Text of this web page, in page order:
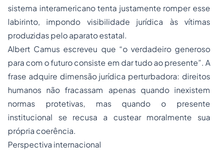
sistema interamericano tenta justamente romper esse
labirinto, impondo visibilidade jurídica às vítimas
produzidas pelo aparato estatal.
Albert Camus escreveu que “o verdadeiro generoso
para com o futuro consiste em dar tudo ao presente”. A
frase adquire dimensão jurídica perturbadora: direitos
humanos não fracassam apenas quando inexistem
normas protetivas, mas quando o presente
institucional se recusa a custear moralmente sua
própria coerência.
Perspectiva internacional